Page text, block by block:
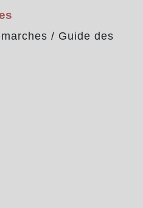
/ Guide des